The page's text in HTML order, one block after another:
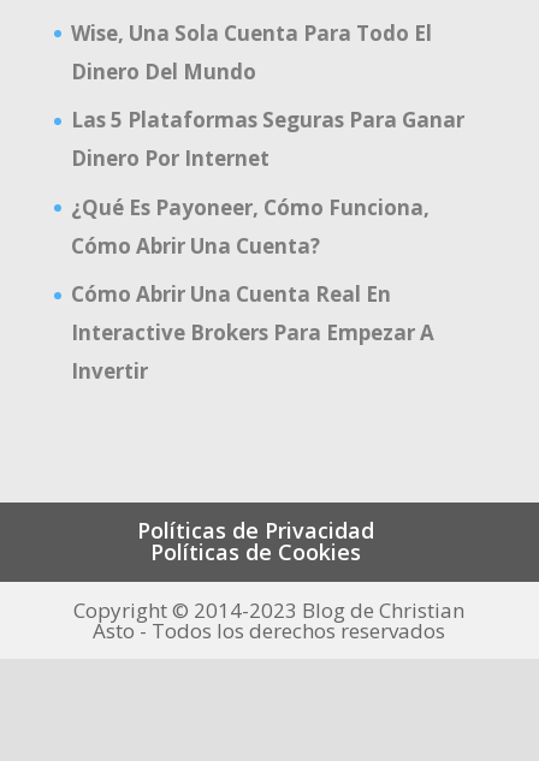
Wise, Una Sola Cuenta Para Todo El
Dinero Del Mundo
Las 5 Plataformas Seguras Para Ganar
Dinero Por Internet
¿Qué Es Payoneer, Cómo Funciona,
Cómo Abrir Una Cuenta?
Cómo Abrir Una Cuenta Real En
Interactive Brokers Para Empezar A
Invertir
Políticas de Privacidad
Políticas de Cookies
Copyright © 2014-2023 Blog de Christian
Asto - Todos los derechos reservados